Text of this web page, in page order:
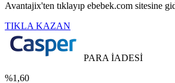
Avantajix'ten tıklayıp ebebek.com sitesine
TIKLA KAZAN
PARA İADESİ
%1,60